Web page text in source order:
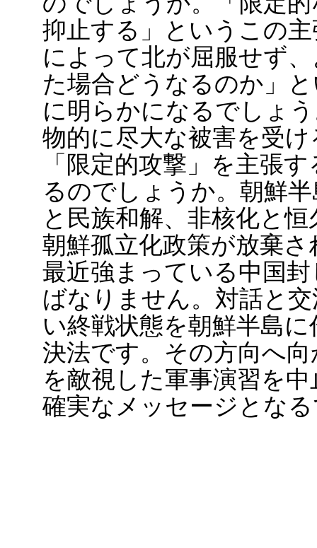
抑止する」というこの
によって北が屈服せず
た場合どうなるのか」
に明らかになるでしょ
物的に尽大な被害を受
「限定的攻撃」を主張
るのでしょうか。朝鮮
と民族和解、非核化と
朝鮮孤立化政策が放棄
最近強まっている中国
ばなりません。対話と
い終戦状態を朝鮮半島
決法です。その方向へ
を敵視した軍事演習を
確実なメッセージとな